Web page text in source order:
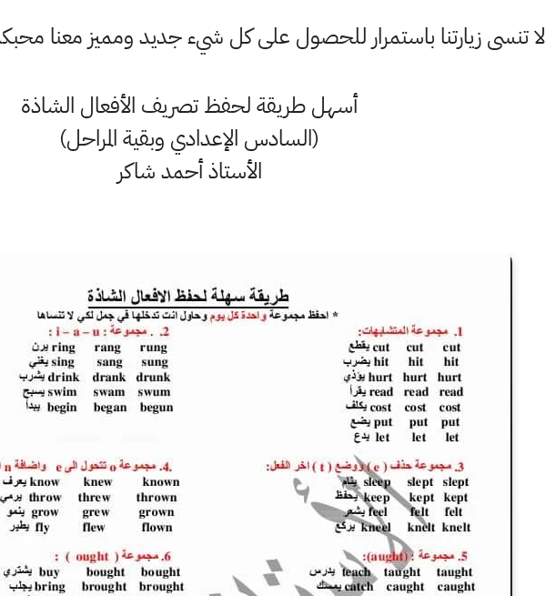
لا تنسى زيارتنا باستمرار للحصول على كل شيء جديد ومميز معنا
أسهل طريقة لحفظ تصريف الأفعال الشاذة
(السادس الإعدادي وبقية المراحل)
الأستاذ أحمد شاكر